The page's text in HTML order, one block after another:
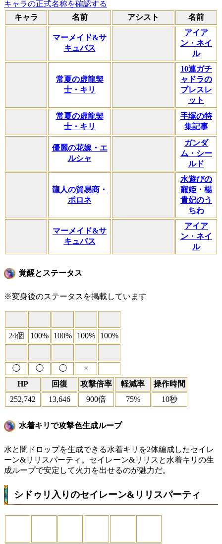
キャラの正式名称を確認する
キャラ
名前 アシスト 名前
マーメイド&サ
キュバス
アイア
ン・ネイ
ル
常夏の虚龍契
士・キリ
10連ガチ
ャドラの
ブレスレ
ット
常夏の虚龍契
士・キリ
手塚の特
集記事
優麗の花嫁・エ
ルシャ
ガンダ
ム・シー
ルド
龍人の貿易商・
ポロネ
水遊びの
寵姫・楊
貴妃のう
ちわ
マーメイド&サ
キュバス
アイア
ン・ネイ
ル
覚醒とステータス
※変身後のステータスを掲載しています
24個 100% 100% 100% 100%
◯ ◯ ◯
×
HP
回復 攻撃倍率 軽減率
操作時間
252,742
13,646 900倍 75% 10秒
水着キリで攻撃色生成ループ
水と闇ドロップを生成できる水着キリを2体編成したセイレ
ーン&リリスパーティ。セイレーン&リリスと水着キリの生
成ループで安定して火力を出せるのが魅力だ。
シドゥリ入りのセイレーン&リリスパーティ